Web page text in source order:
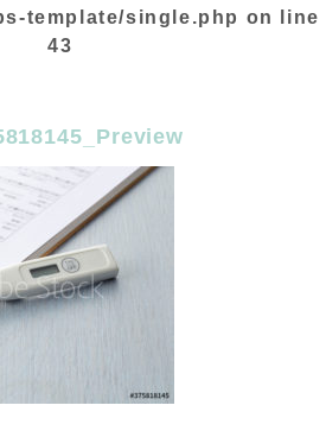
template/single.php on line
43